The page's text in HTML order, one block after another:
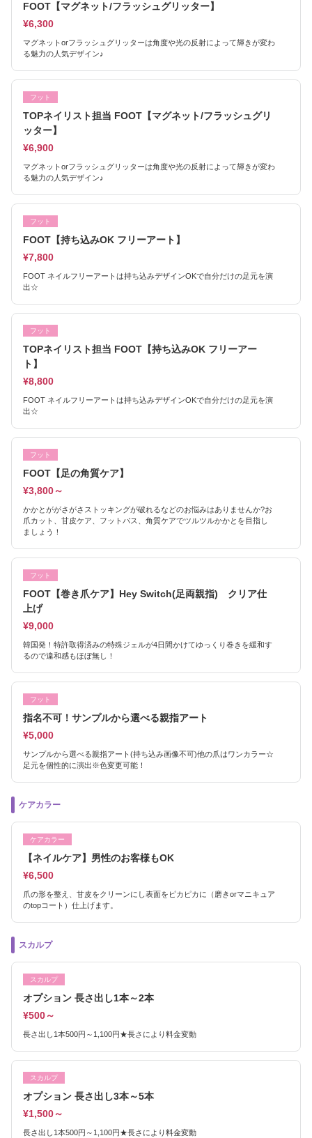
FOOT【マグネット/フラッシュグリッター】
¥6,300
マグネットorフラッシュグリッターは角度や光の反射によって輝きが変わ
る魅力の人気デザイン♪
フット
TOPネイリスト担当 FOOT【マグネット/フラッシュグリ
ッター】
¥6,900
マグネットorフラッシュグリッターは角度や光の反射によって輝きが変わ
る魅力の人気デザイン♪
フット
FOOT【持ち込みOK フリーアート】
¥7,800
FOOT ネイルフリーアートは持ち込みデザインOKで自分だけの足元を演
出☆
フット
TOPネイリスト担当 FOOT【持ち込みOK フリーアー
ト】
¥8,800
FOOT ネイルフリーアートは持ち込みデザインOKで自分だけの足元を演
出☆
フット
FOOT【足の角質ケア】
¥3,800～
かかとががさがさストッキングが破れるなどのお悩みはありませんか?お
爪カット、甘皮ケア、フットバス、角質ケアでツルツルかかとを目指し
ましょう！
フット
FOOT【巻き爪ケア】Hey Switch(足両親指) クリア仕
上げ
¥9,000
韓国発！特許取得済みの特殊ジェルが4日間かけてゆっくり巻きを緩和す
るので違和感もほぼ無し！
フット
指名不可！サンプルから選べる親指アート
¥5,000
サンプルから選べる親指アート(持ち込み画像不可)他の爪はワンカラー☆
足元を個性的に演出※色変更可能！
ケアカラー
ケアカラー
【ネイルケア】男性のお客様もOK
¥6,500
爪の形を整え、甘皮をクリーンにし表面をピカピカに（磨きorマニキュア
のtopコート）仕上げます。
スカルプ
スカルプ
オプション 長さ出し1本～2本
¥500～
長さ出し1本500円～1,100円★長さにより料金変動
スカルプ
オプション 長さ出し3本～5本
¥1,500～
長さ出し1本500円～1,100円★長さにより料金変動